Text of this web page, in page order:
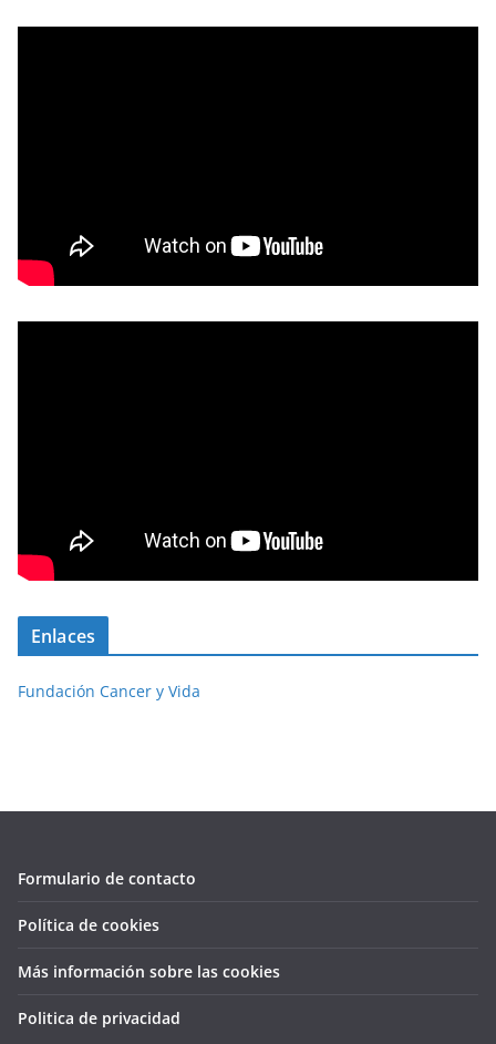
Enlaces
Fundación Cancer y Vida
Formulario de contacto
Política de cookies
Más información sobre las cookies
Politica de privacidad